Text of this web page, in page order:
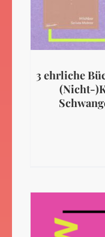
3 ehrliche
(Nicht-